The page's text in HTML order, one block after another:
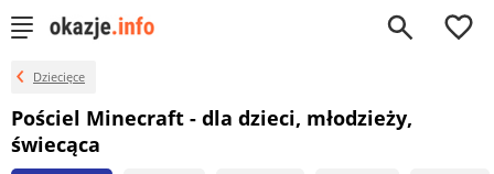
0
Dziecięce
Pościel Minecraft - dla dzieci, młodzieży,
świecąca